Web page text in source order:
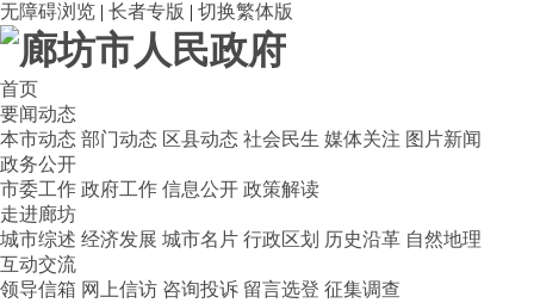
无障碍浏览 | 长者专版 | 切换繁体版
首页
要闻动态
本市动态 部门动态 区县动态 社会民生 媒体关注 图片新闻
政务公开
市委工作 政府工作 信息公开 政策解读
走进廊坊
城市综述 经济发展 城市名片 行政区划 历史沿革 自然地理
互动交流
领导信箱 网上信访 咨询投诉 留言选登 征集调查